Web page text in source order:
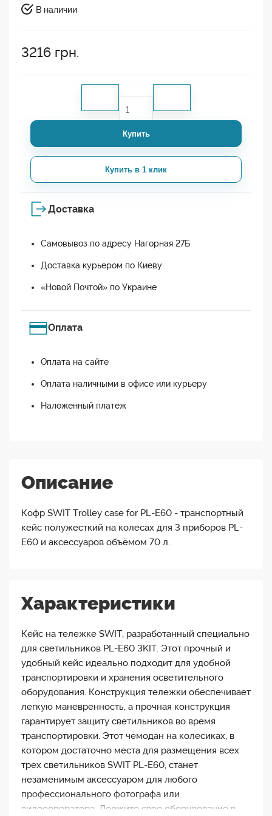
В наличии
3216 грн.
Купить
Купить в 1 клик
Доставка
Самовывоз по адресу Нагорная 27Б
Доставка курьером по Киеву
«Новой Почтой» по Украине
Оплата
Оплата на сайте
Оплата наличными в офисе или курьеру
Наложенный платеж
Описание
Кофр SWIT Trolley case for PL-E60 - транспортный
кейс полужесткий на колесах для 3 приборов PL-
E60 и аксессуаров объёмом 70 л.
Характеристики
Кейс на тележке SWIT, разработанный специально
для светильников PL-E60 3KIT. Этот прочный и
удобный кейс идеально подходит для удобной
транспортировки и хранения осветительного
оборудования. Конструкция тележки обеспечивает
легкую маневренность, а прочная конструкция
гарантирует защиту светильников во время
транспортировки. Этот чемодан на колесиках, в
котором достаточно места для размещения всех
трех светильников SWIT PL-E60, станет
незаменимым аксессуаром для любого
профессионального фотографа или
видеооператора. Держите свое оборудование в